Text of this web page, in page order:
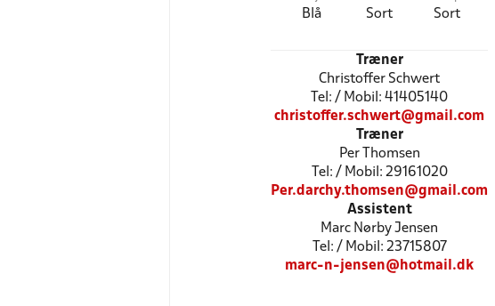
Blå Sort Sort
Træner
Christoffer Schwert
Tel: / Mobil: 41405140
christoffer.schwert@gmail.com
Træner
Per Thomsen
Tel: / Mobil: 29161020
Per.darchy.thomsen@gmail.com
Assistent
Marc Nørby Jensen
Tel: / Mobil: 23715807
marc-n-jensen@hotmail.dk